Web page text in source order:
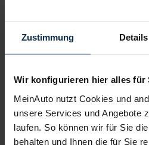
Zustimmung Details
Wir konfigurieren hier alles für
MeinAuto nutzt Cookies und
unsere Services und Angebote
laufen. So können wir für Sie
behalten und Ihnen die für Sie
Volvo